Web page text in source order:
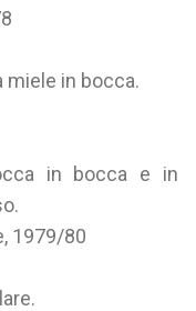
miele in bocca.
in bocca e in
1979/80